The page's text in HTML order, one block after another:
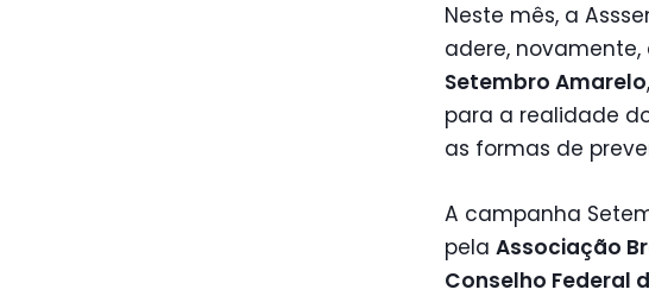
Neste mês, a
adere, novamente,
Setembro Amarelo
para a realidade
as formas de
A campanha
pela Associação
Conselho Federal